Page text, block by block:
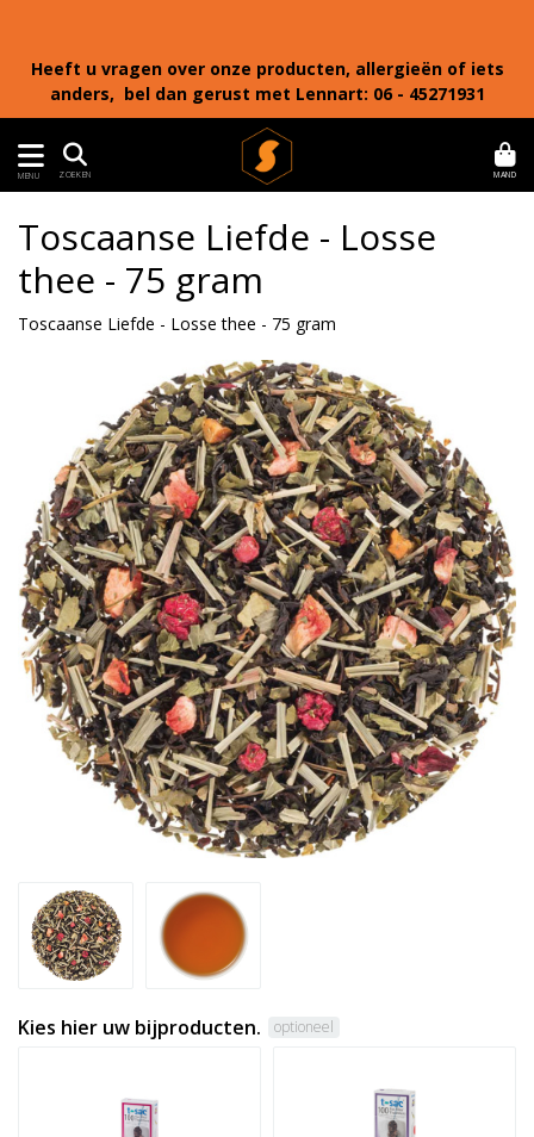
Heeft u vragen over onze producten, allergieën of iets
anders, bel dan gerust met Lennart: 06 - 45271931
MENU ZOEKEN MAND
Toscaanse Liefde - Losse
thee - 75 gram
Toscaanse Liefde - Losse thee - 75 gram
Kies hier uw bijproducten. optioneel